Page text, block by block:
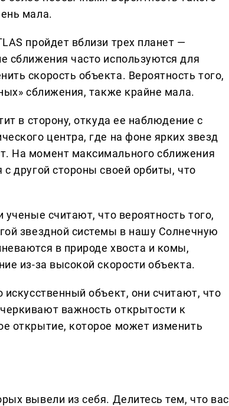
мала.
пройдет вблизи трех планет —
сближения часто используются для
скорость объекта. Вероятность того,
сближения, также крайне мала.
в сторону, откуда ее наблюдение с
центра, где на фоне ярких звезд
На момент максимального сближения
другой стороны своей орбиты, что
считают, что вероятность того,
звездной системы в нашу Солнечную
в природе хвоста и комы,
из-за высокой скорости объекта.
объект, они считают, что
важность открытости к
открытие, которое может изменить
вывели из себя. Делитеcь тем, что вас